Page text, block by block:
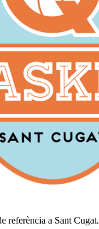
referència a Sant Cugat.